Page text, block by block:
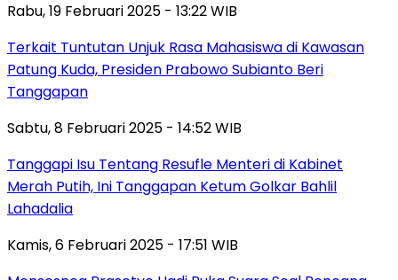
Rabu, 19 Februari 2025 - 13:22 WIB
Terkait Tuntutan Unjuk Rasa Mahasiswa di Kawasan
Patung Kuda, Presiden Prabowo Subianto Beri
Tanggapan
Sabtu, 8 Februari 2025 - 14:52 WIB
Tanggapi Isu Tentang Resufle Menteri di Kabinet
Merah Putih, Ini Tanggapan Ketum Golkar Bahlil
Lahadalia
Kamis, 6 Februari 2025 - 17:51 WIB